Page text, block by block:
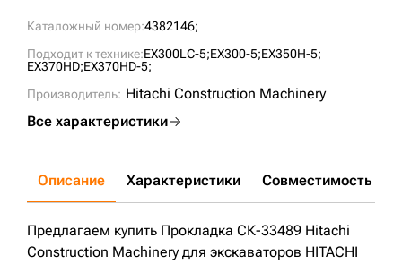
Каталожный номер:4382146;
Подходит к технике:EX300LC-5;EX300-5;EX350H-5;
EX370HD;EX370HD-5;
Производитель: Hitachi Construction Machinery
Все характеристики
Описание Характеристики Совместимость
Предлагаем купить Прокладка СК-33489 Hitachi
Construction Machinery для экскаваторов HITACHI